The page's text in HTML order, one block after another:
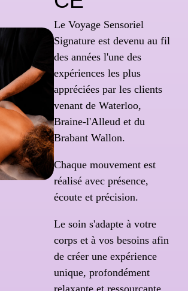
Le Voyage Sensoriel
Signature est devenu au fil
des années l'une des
expériences les plus
appréciées par les clients
venant de Waterloo,
Braine-l'Alleud et du
Brabant Wallon.
Chaque mouvement est
réalisé avec présence,
écoute et précision.
Le soin s'adapte à votre
corps et à vos besoins afin
de créer une expérience
unique, profondément
relaxante et ressourçante.